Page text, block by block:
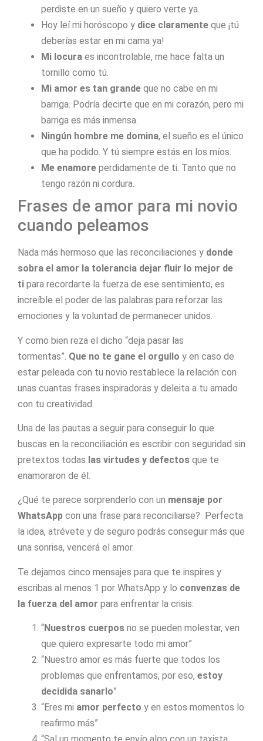
perdiste en un sueño y quiero verte ya.
Hoy leí mi horóscopo y dice claramente que ¡tú
deberías estar en mi cama ya!
Mi locura es incontrolable, me hace falta un
tornillo como tú.
Mi amor es tan grande que no cabe en mi
barriga. Podría decirte que en mi corazón, pero mi
barriga es más inmensa.
Ningún hombre me domina, el sueño es el único
que ha podido. Y tú siempre estás en los míos.
Me enamore perdidamente de ti. Tanto que no
tengo razón ni cordura.
Frases de amor para mi novio
cuando peleamos
Nada más hermoso que las reconciliaciones y donde
sobra el amor la tolerancia dejar fluir lo mejor de
ti para recordarte la fuerza de ese sentimiento, es
increíble el poder de las palabras para reforzar las
emociones y la voluntad de permanecer unidos.
Y como bien reza el dicho “deja pasar las
tormentas”. Que no te gane el orgullo y en caso de
estar peleada con tu novio restablece la relación con
unas cuantas frases inspiradoras y deleita a tu amado
con tu creatividad.
Una de las pautas a seguir para conseguir lo que
buscas en la reconciliación es escribir con seguridad sin
pretextos todas las virtudes y defectos que te
enamoraron de él.
¿Qué te parece sorprenderlo con un mensaje por
WhatsApp con una frase para reconciliarse? Perfecta
la idea, atrévete y de seguro podrás conseguir más que
una sonrisa, vencerá el amor.
Te dejamos cinco mensajes para que te inspires y
escribas al menos 1 por WhatsApp y lo convenzas de
la fuerza del amor para enfrentar la crisis:
“Nuestros cuerpos no se pueden molestar, ven
que quiero expresarte todo mi amor”
“Nuestro amor es más fuerte que todos los
problemas que enfrentamos, por eso, estoy
decidida sanarlo”
“Eres mi amor perfecto y en estos momentos lo
reafirmo más”